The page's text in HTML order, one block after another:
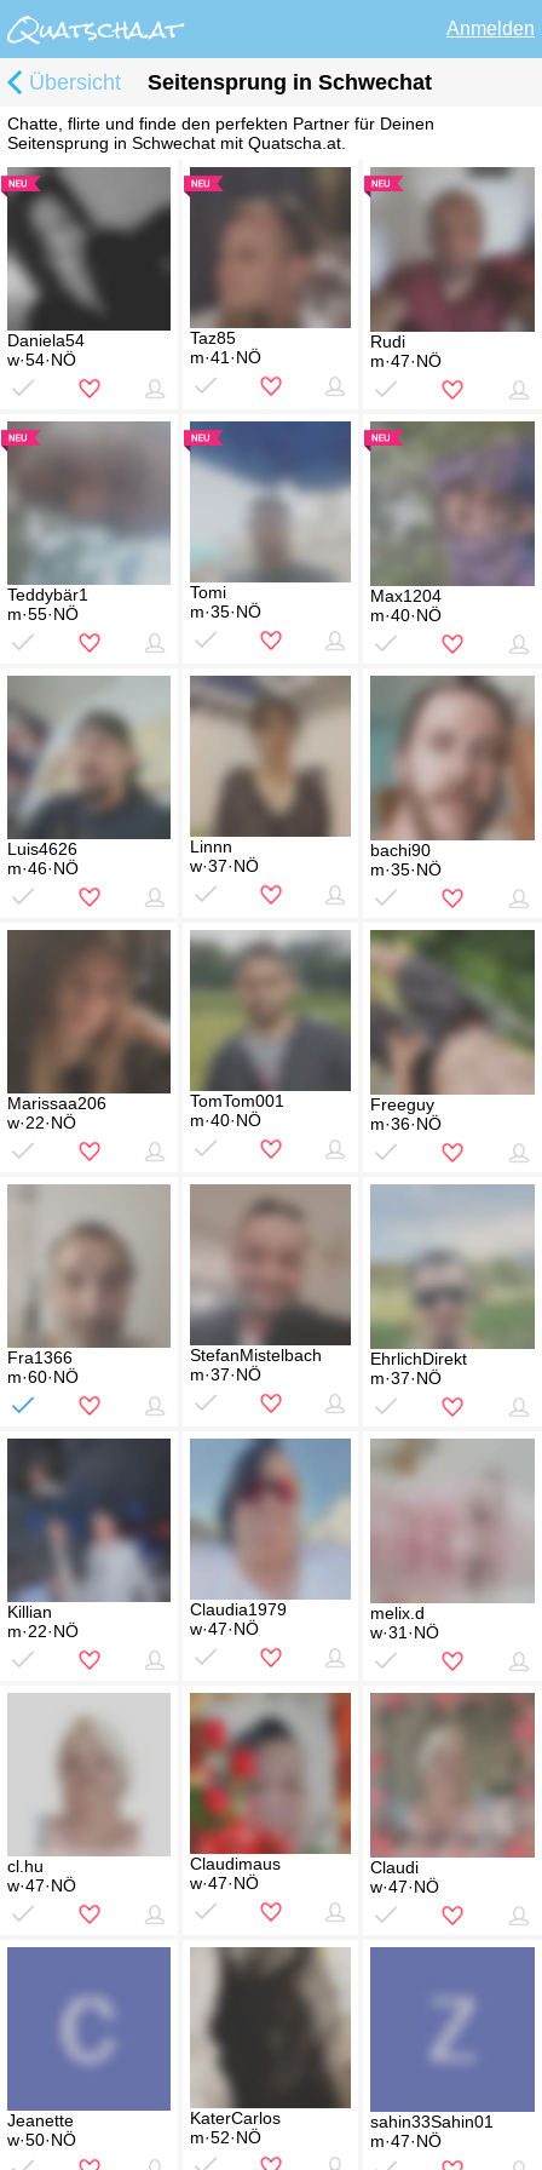
Anmelden
Übersicht Seitensprung in Schwechat
Chatte, flirte und finde den perfekten Partner für Deinen
Seitensprung in Schwechat mit Quatscha.at.
Daniela54
w·54·NÖ
Taz85
m·41·NÖ
Rudi
m·47·NÖ
Teddybär1
m·55·NÖ
Tomi
m·35·NÖ
Max1204
m·40·NÖ
Luis4626
m·46·NÖ
Linnn
w·37·NÖ
bachi90
m·35·NÖ
Marissaa206
w·22·NÖ
TomTom001
m·40·NÖ
Freeguy
m·36·NÖ
Fra1366
m·60·NÖ
StefanMistelbach
m·37·NÖ
EhrlichDirekt
m·37·NÖ
Killian
m·22·NÖ
Claudia1979
w·47·NÖ
melix.d
w·31·NÖ
cl.hu
w·47·NÖ
Claudimaus
w·47·NÖ
Claudi
w·47·NÖ
Jeanette
w·50·NÖ
KaterCarlos
m·52·NÖ
sahin33Sahin01
m·47·NÖ